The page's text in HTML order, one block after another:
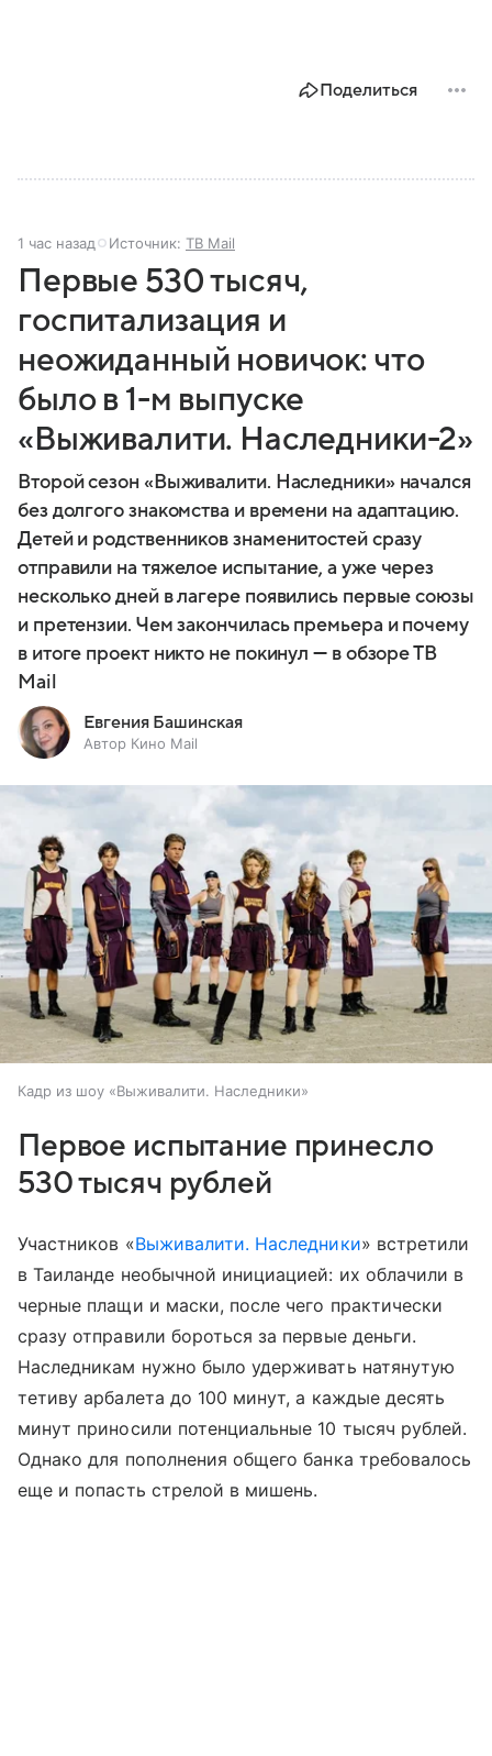
Поделиться
1 час назад Источник: ТВ Mail
Первые 530 тысяч,
госпитализация и
неожиданный новичок: что
было в 1-м выпуске
«Выживалити. Наследники-2»
Второй сезон «Выживалити. Наследники» начался
без долгого знакомства и времени на адаптацию.
Детей и родственников знаменитостей сразу
отправили на тяжелое испытание, а уже через
несколько дней в лагере появились первые союзы
и претензии. Чем закончилась премьера и почему
в итоге проект никто не покинул — в обзоре ТВ
Mail
Евгения Башинская
Автор Кино Mail
Кадр из шоу «Выживалити. Наследники»
Первое испытание принесло
530 тысяч рублей
Участников «Выживалити. Наследники» встретили
в Таиланде необычной инициацией: их облачили в
черные плащи и маски, после чего практически
сразу отправили бороться за первые деньги.
Наследникам нужно было удерживать натянутую
тетиву арбалета до 100 минут, а каждые десять
минут приносили потенциальные 10 тысяч рублей.
Однако для пополнения общего банка требовалось
еще и попасть стрелой в мишень.